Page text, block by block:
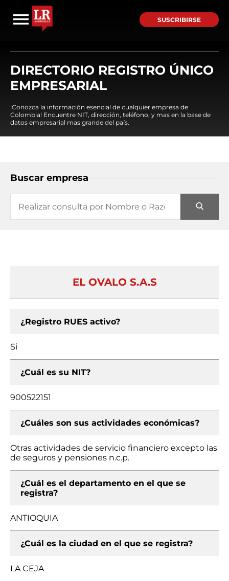
SUSCRIBIRSE
DIRECTORIO REGISTRO ÚNICO
EMPRESARIAL
¡Conozca la información esencial de cualquier empresa de
Colombia! Encuentre NIT, dirección, teléfono, y mas en la base de
datos empresarial mas grande del país.
Buscar empresa
EL OVALO S.A.S
¿Registro RUES activo?
Si
¿Cuál es su NIT?
900522151
¿Cuáles son sus actividades económicas?
Otras actividades de servicio financiero excepto las
de seguros y pensiones n.c.p.
¿Cuál es el departamento en el que se
registra?
ANTIOQUIA
¿Cuál es la ciudad en el que se registra?
LA CEJA